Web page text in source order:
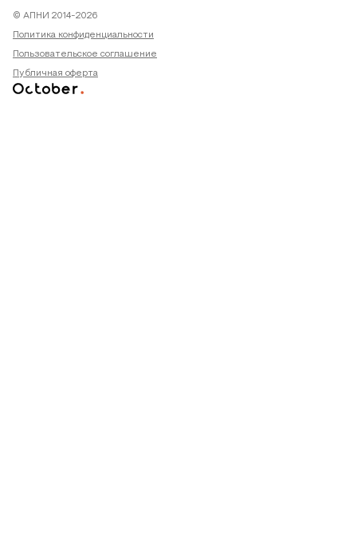
© АПНИ 2014-2026
Политика конфиденциальности
Пользовательское соглашение
Публичная оферта